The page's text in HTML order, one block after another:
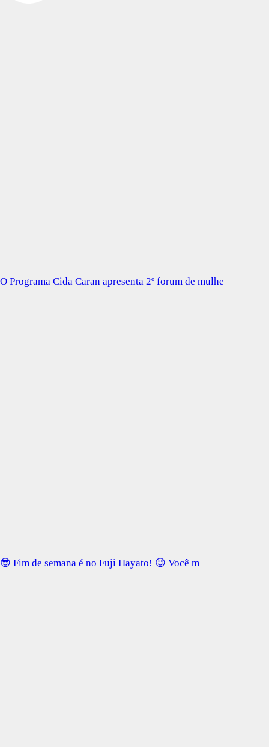
O Programa Cida Caran apresenta 2º forum de mulhe
😎 Fim de semana é no Fuji Hayato! 😉 Você m